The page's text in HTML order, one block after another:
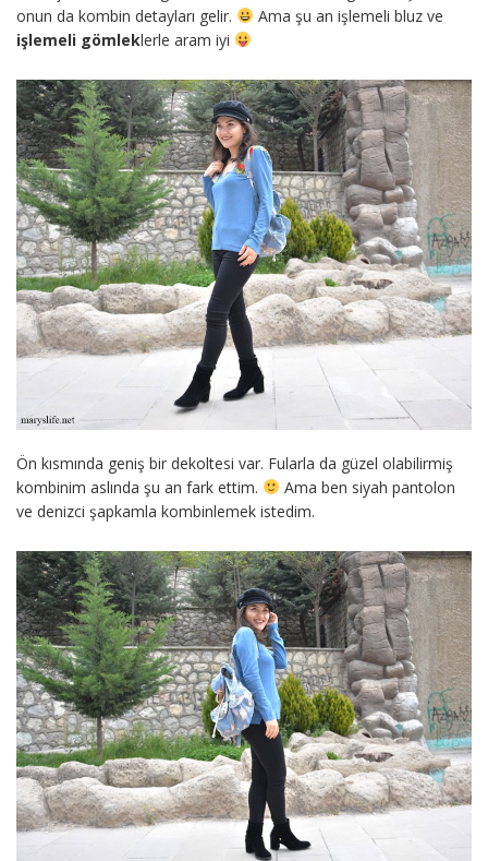
onun da kombin detayları gelir.
Ama şu an işlemeli bluz ve
işlemeli gömleklerle aram iyi
Ön kısmında geniş bir dekoltesi var. Fularla da güzel olabilirmiş
kombinim aslında şu an fark ettim.
Ama ben siyah pantolon
ve denizci şapkamla kombinlemek istedim.